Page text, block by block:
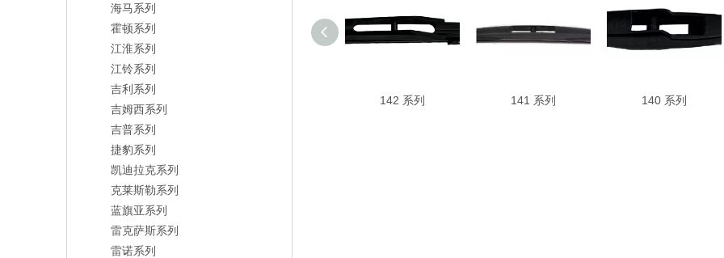
海马系列
霍顿系列
江淮系列
江铃系列
吉利系列
吉姆西系列
吉普系列
捷豹系列
凯迪拉克系列
克莱斯勒系列
蓝旗亚系列
雷克萨斯系列
雷诺系列
142 系列 141 系列 140 系列